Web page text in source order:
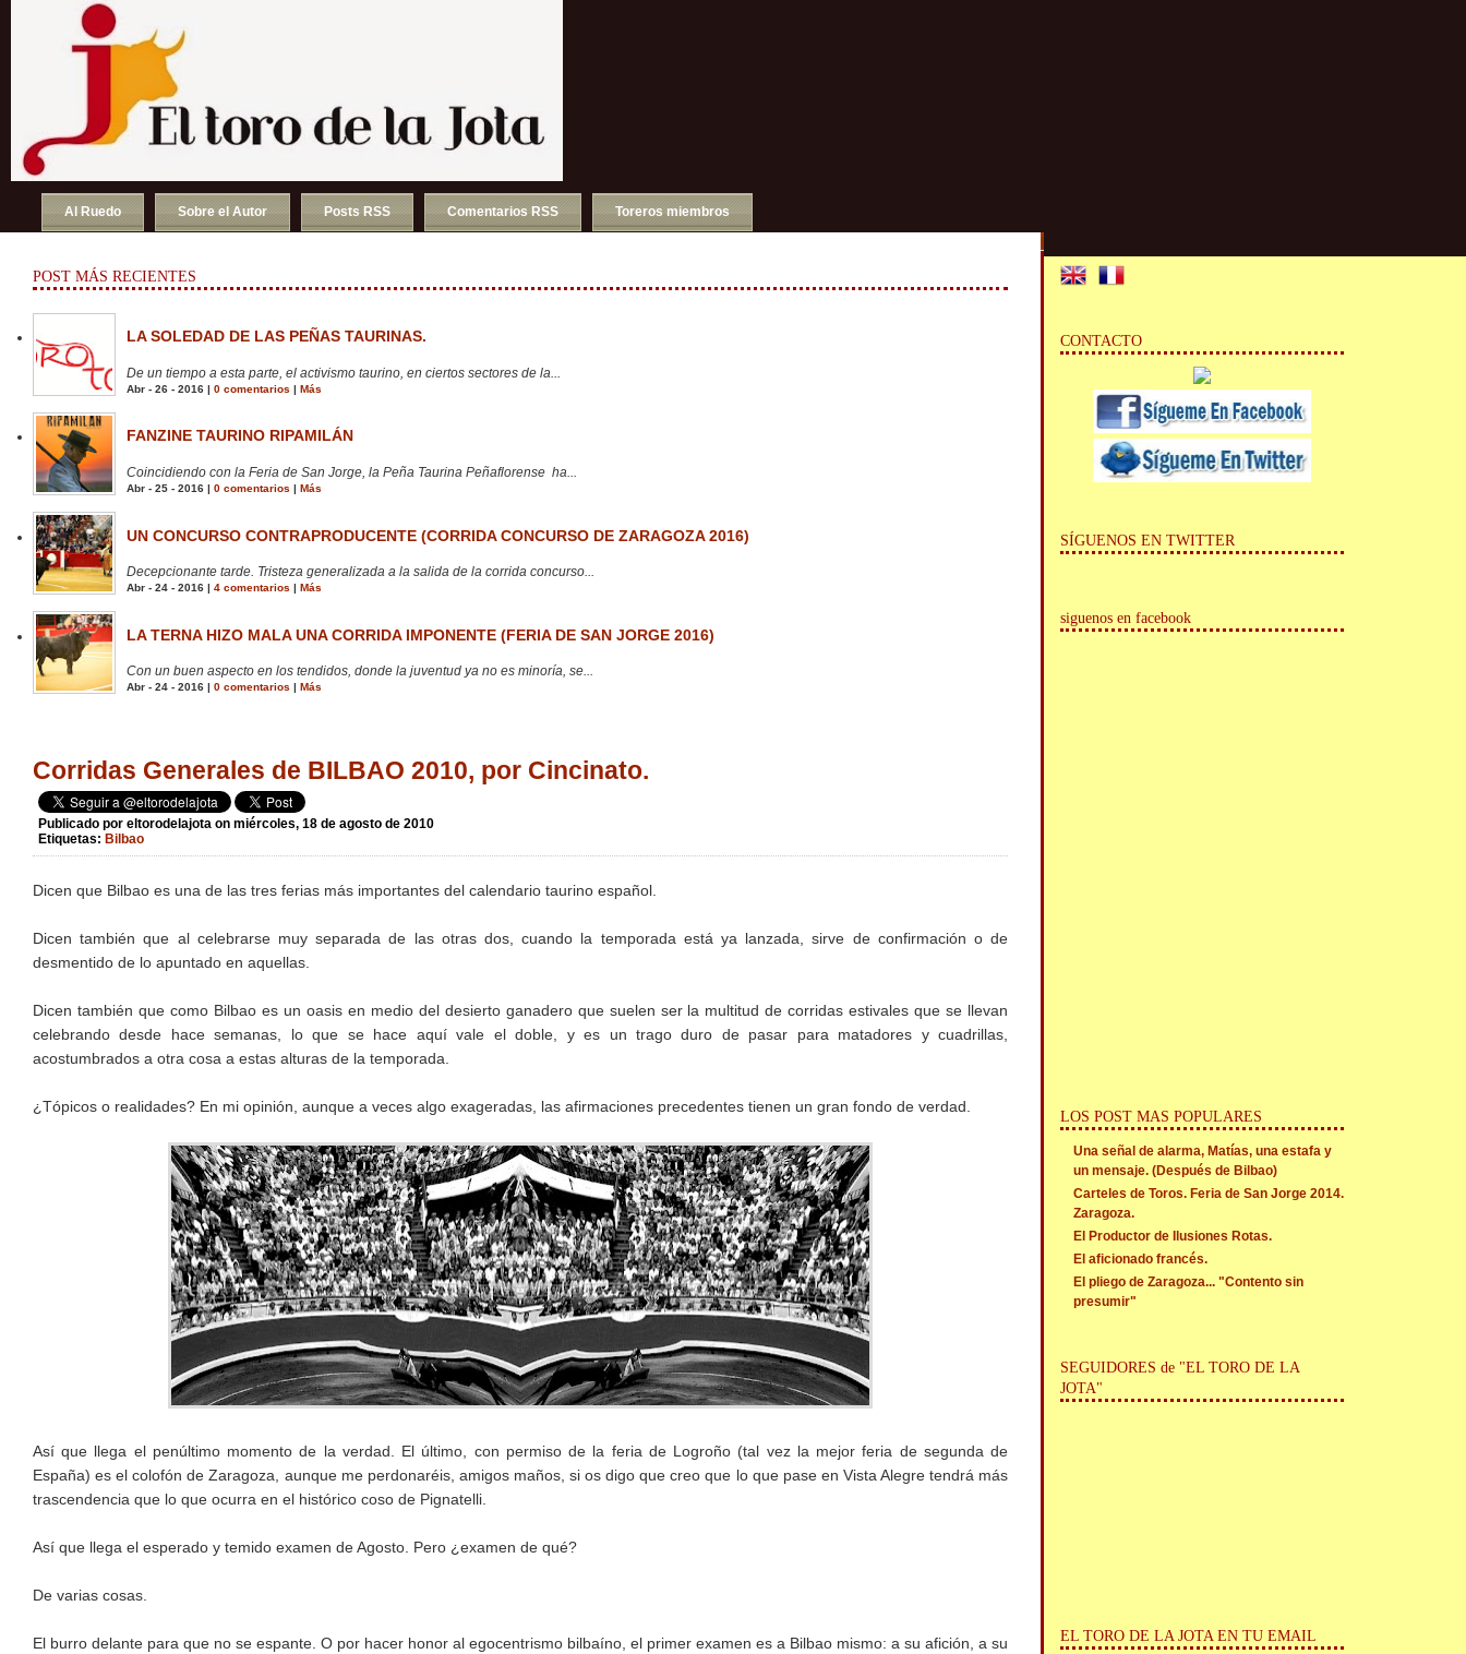
Al Ruedo Sobre el Autor Posts RSS Comentarios RSS Toreros miembros
POST MÁS RECIENTES
LA SOLEDAD DE LAS PEÑAS TAURINAS.
De un tiempo a esta parte, el activismo taurino, en ciertos sectores de la...
Abr - 26 - 2016 | 0 comentarios | Más
FANZINE TAURINO RIPAMILÁN
Coincidiendo con la Feria de San Jorge, la Peña Taurina Peñaflorense ha...
Abr - 25 - 2016 | 0 comentarios | Más
UN CONCURSO CONTRAPRODUCENTE (CORRIDA CONCURSO DE ZARAGOZA 2016)
Decepcionante tarde. Tristeza generalizada a la salida de la corrida concurso...
Abr - 24 - 2016 | 4 comentarios | Más
LA TERNA HIZO MALA UNA CORRIDA IMPONENTE (FERIA DE SAN JORGE 2016)
Con un buen aspecto en los tendidos, donde la juventud ya no es minoría, se...
Abr - 24 - 2016 | 0 comentarios Más
Corridas Generales de BILBAO 2010, por Cincinato.
Publicado por eltorodelajota on miércoles, 18 de agosto de 2010
Etiquetas: Bilbao
Dicen que Bilbao es una de las tres ferias más importantes del calendario taurino español.
Dicen también que al celebrarse muy separada de las otras dos, cuando la temporada está ya lanzada, sirve de confirmación o de
desmentido de lo apuntado en aquellas.
Dicen también que como Bilbao es un oasis en medio del desierto ganadero que suelen ser la multitud de corridas estivales que se llevan
celebrando desde hace semanas, lo que se hace aquí vale el doble, y es un trago duro de pasar para matadores y cuadrillas,
acostumbrados a otra cosa a estas alturas de la temporada.
¿Tópicos o realidades? En mi opinión, aunque a veces algo exageradas, las afirmaciones precedentes tienen un gran fondo de verdad.
Así que llega el penúltimo momento de la verdad. El último, con permiso de la feria de Logroño (tal vez la mejor feria de segunda de
España) es el colofón de Zaragoza, aunque me perdonaréis, amigos maños, si os digo que creo que lo que pase en Vista Alegre tendrá más
trascendencia que lo que ocurra en el histórico coso de Pignatelli.
Así que llega el esperado y temido examen de Agosto. Pero ¿examen de qué?
De varias cosas.
El burro delante para que no se espante. O por hacer honor al egocentrismo bilbaíno, el primer examen es a Bilbao mismo: a su afición, a su
CONTACTO
SÍGUENOS EN TWITTER
siguenos en facebook
LOS POST MAS POPULARES
Una señal de alarma, Matías, una estafa y
un mensaje. (Después de Bilbao)
Carteles de Toros. Feria de San Jorge 2014.
Zaragoza.
El Productor de Ilusiones Rotas.
El aficionado francés.
El pliego de Zaragoza... "Contento sin
presumir"
SEGUIDORES de "EL TORO DE LA
JOTA"
EL TORO DE LA JOTA EN TU EMAIL